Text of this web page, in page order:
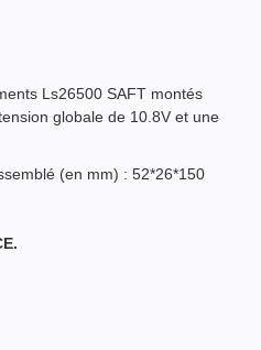
Ls26500 SAFT montés
globale de 10.8V et une
(en mm) : 52*26*150